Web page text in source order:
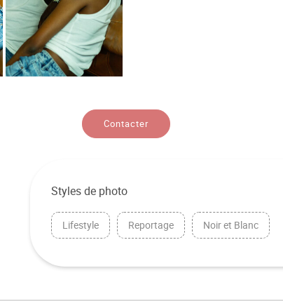
Contacter
Styles de photo
Lifestyle Reportage Noir et Blanc